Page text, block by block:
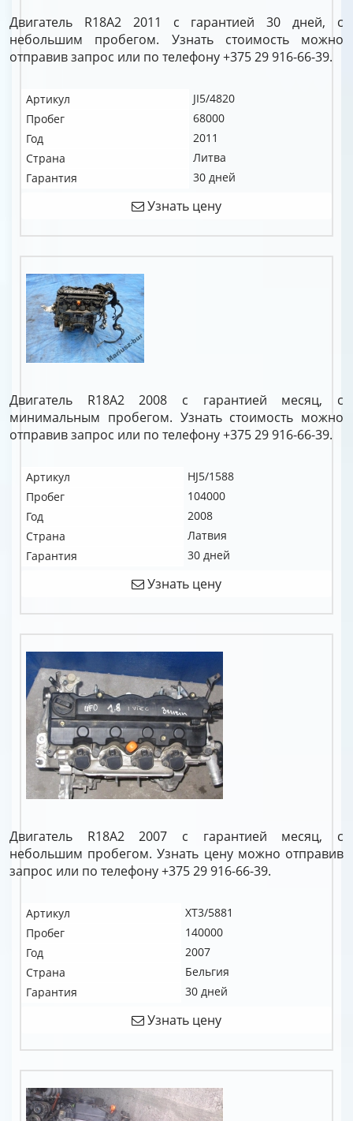
Двигатель R18A2 2011 с гарантией 30 дней, с
небольшим пробегом. Узнать стоимость можно
отправив запрос или по телефону +375 29 916-66-39.
Артикул
JI5/4820
Пробег
68000
Год
2011
Страна
Литва
Гарантия
30 дней
Узнать цену
Двигатель R18A2 2008 с гарантией месяц, с
минимальным пробегом. Узнать стоимость можно
отправив запрос или по телефону +375 29 916-66-39.
Артикул
HJ5/1588
Пробег
104000
Год
2008
Страна
Латвия
Гарантия
30 дней
Узнать цену
Двигатель R18A2 2007 с гарантией месяц, с
небольшим пробегом. Узнать цену можно отправив
запрос или по телефону +375 29 916-66-39.
Артикул
XT3/5881
Пробег
140000
Год
2007
Страна
Бельгия
Гарантия
30 дней
Узнать цену